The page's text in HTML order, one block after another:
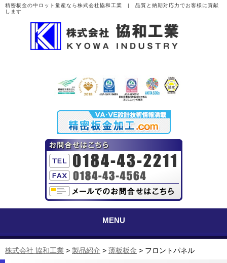
精密板金の中ロット量産なら株式会社協和工業 | 品質と納期対応力でお客様に貢献
します
MENU
株式会社 協和工業 > 製品紹介 > 薄板板金 > フロントパネル